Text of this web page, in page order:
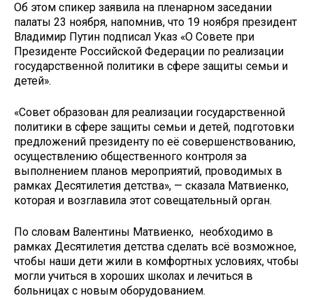
Об этом спикер заявила на пленарном заседании
палаты 23 ноября, напомнив, что 19 ноября президент
Владимир Путин подписал Указ «О Совете при
Президенте Российской Федерации по реализации
государственной политики в сфере защиты семьи и
детей».
«Совет образован для реализации государственной
политики в сфере защиты семьи и детей, подготовки
предложений президенту по её совершенствованию,
осуществлению общественного контроля за
выполнением планов мероприятий, проводимых в
рамках Десятилетия детства», — сказала Матвиенко,
которая и возглавила этот совещательный орган.
По словам Валентины Матвиенко, необходимо в
рамках Десятилетия детства сделать всё возможное,
чтобы наши дети жили в комфортных условиях, чтобы
могли учиться в хороших школах и лечиться в
больницах с новым оборудованием.